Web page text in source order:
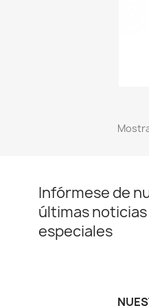
Infórmese de
últimas
especiales